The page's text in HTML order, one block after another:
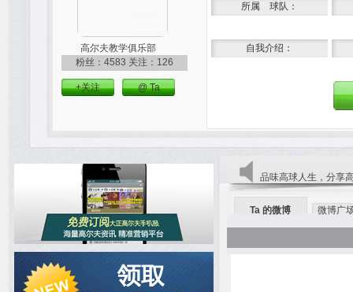
高尔夫教学俱乐部
粉丝：4583 关注：126
+关注 @ Ta
所属 球队：
自我介绍：
品味高球人生，分享
Ta 的微博 微博广